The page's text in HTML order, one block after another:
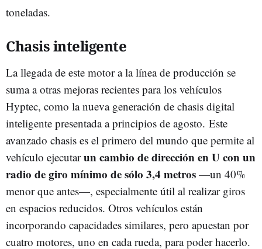
toneladas.
Chasis inteligente
La llegada de este motor a la línea de producción se
suma a otras mejoras recientes para los vehículos
Hyptec, como la nueva generación de chasis digital
inteligente presentada a principios de agosto. Este
avanzado chasis es el primero del mundo que permite al
vehículo ejecutarun cambio de dirección en U con un
radio de giro mínimo de sólo 3,4 metros —un 40%
menor que antes—, especialmente útil al realizar giros
en espacios reducidos. Otros vehículos están
incorporando capacidades similares, pero apuestan por
cuatro motores, uno en cada rueda, para poder hacerlo.